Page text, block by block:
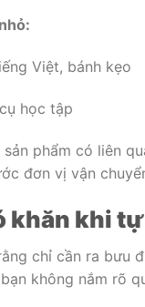
Việt, bánh kẹo
học tập
phẩm có liên
đơn vị vận
khăn khi
chỉ cần ra bưu
không nắm rõ